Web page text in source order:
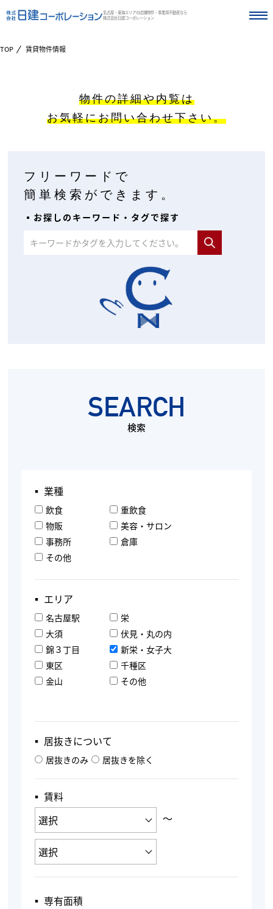
名古屋・東海エリアの店舗物件・事業用不動産なら
株式会社日建コーポレーション
TOP 賃貸物件情報
物件の詳細や内覧は
お気軽にお問い合わせ下さい。
フリーワードで
簡単検索ができます。
▪︎お探しのキーワード・タグで探す
SEARCH
検索
▪︎ 業種
飲食
重飲食
物販
美容・サロン
事務所
倉庫
その他
▪︎ エリア
名古屋駅
栄
大須
伏見・丸の内
錦３丁目
新栄・女子大
東区
千種区
金山
その他
▪︎ 居抜きについて
居抜きのみ 居抜きを除く
▪︎ 賃料
〜
▪︎ 専有面積